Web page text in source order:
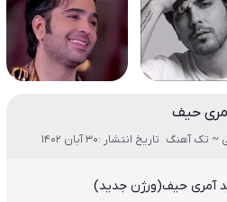
حیف
~ تک آهنگ تاریخ انتشار :30 آبان 1402
آمری حیف(ورژن جدید)